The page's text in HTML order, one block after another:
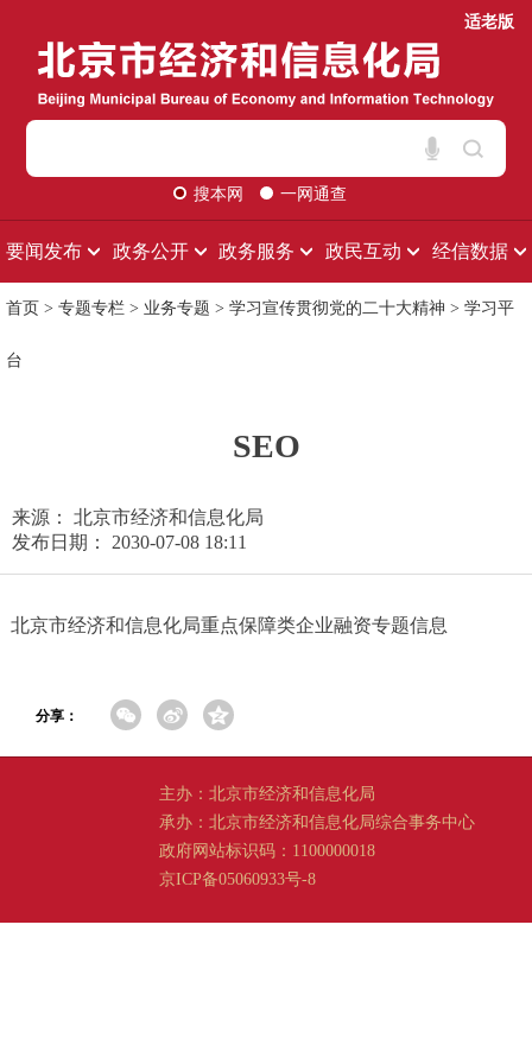
适老版
搜本网 一网通查
要闻发布 政务公开 政务服务 政民互动 经信数据
首页 > 专题专栏 > 业务专题 > 学习宣传贯彻党的二十大精神 > 学习平
台
SEO
来源： 北京市经济和信息化局
发布日期： 2030-07-08 18:11
北京市经济和信息化局重点保障类企业融资专题信息
分享：
主办：北京市经济和信息化局
承办：北京市经济和信息化局综合事务中心
政府网站标识码：1100000018
京ICP备05060933号-8